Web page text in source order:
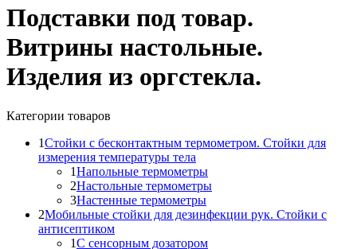
Подставки под товар.
Витрины настольные.
Изделия из оргстекла.
Категории товаров
1Стойки с бесконтактным термометром. Стойки для
измерения температуры тела
1Напольные термометры
2Настольные термометры
3Настенные термометры
2Мобильные стойки для дезинфекции рук. Стойки с
антисептиком
1С сенсорным дозатором